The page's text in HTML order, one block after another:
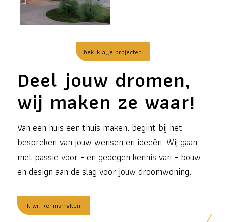
bekijk alle projecten
Deel jouw dromen,
wij maken ze waar!
Van een huis een thuis maken, begint bij het
bespreken van jouw wensen en ideeën. Wij gaan
met passie voor – en gedegen kennis van – bouw
en design aan de slag voor jouw droomwoning.
ik wil kennismaken!